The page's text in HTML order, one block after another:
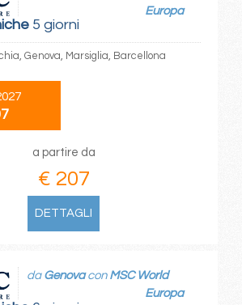
5 giorni
Europa
Genova, Marsiglia, Barcellona
a partire da
€ 207
DETTAGLI
da Genovacon MSC World
Europa